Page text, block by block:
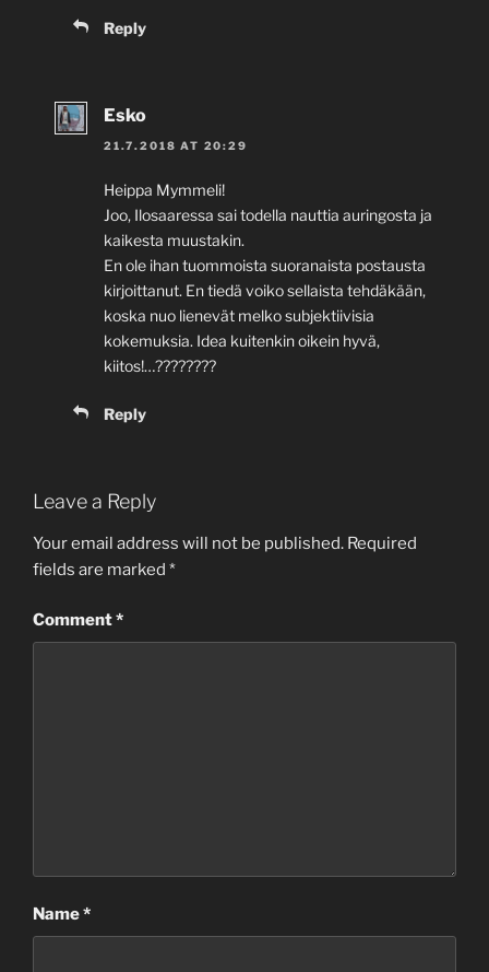
Reply
Esko
21.7.2018 AT 20:29
Heippa Mymmeli!
Joo, Ilosaaressa sai todella nauttia auringosta ja
kaikesta muustakin.
En ole ihan tuommoista suoranaista postausta
kirjoittanut. En tiedä voiko sellaista tehdäkään,
koska nuo lienevät melko subjektiivisia
kokemuksia. Idea kuitenkin oikein hyvä,
kiitos!…????????
Reply
Leave a Reply
Your email address will not be published. Required
fields are marked *
Comment*
Name*